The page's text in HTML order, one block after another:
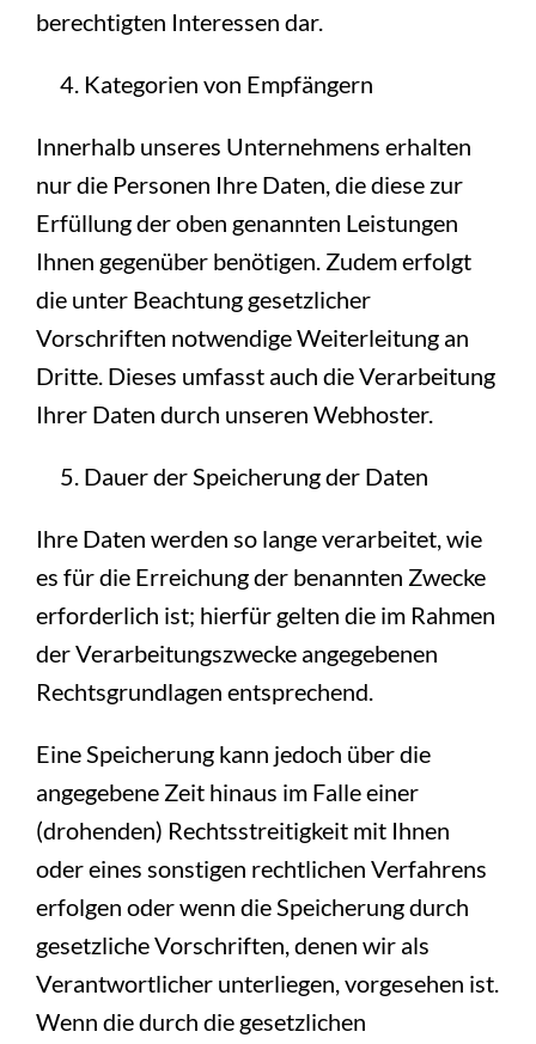
berechtigten Interessen dar.
Kategorien von Empfängern
Innerhalb unseres Unternehmens erhalten
nur die Personen Ihre Daten, die diese zur
Erfüllung der oben genannten Leistungen
Ihnen gegenüber benötigen. Zudem erfolgt
die unter Beachtung gesetzlicher
Vorschriften notwendige Weiterleitung an
Dritte. Dieses umfasst auch die Verarbeitung
Ihrer Daten durch unseren Webhoster.
Dauer der Speicherung der Daten
Ihre Daten werden so lange verarbeitet, wie
es für die Erreichung der benannten Zwecke
erforderlich ist; hierfür gelten die im Rahmen
der Verarbeitungszwecke angegebenen
Rechtsgrundlagen entsprechend.
Eine Speicherung kann jedoch über die
angegebene Zeit hinaus im Falle einer
(drohenden) Rechtsstreitigkeit mit Ihnen
oder eines sonstigen rechtlichen Verfahrens
erfolgen oder wenn die Speicherung durch
gesetzliche Vorschriften, denen wir als
Verantwortlicher unterliegen, vorgesehen ist.
Wenn die durch die gesetzlichen